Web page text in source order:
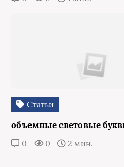
Статьи
объемные световые
0 0 2 мин.